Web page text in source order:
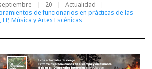
20
Actualidad
de funcionarios en prácticas de las
Música y Artes Escénicas